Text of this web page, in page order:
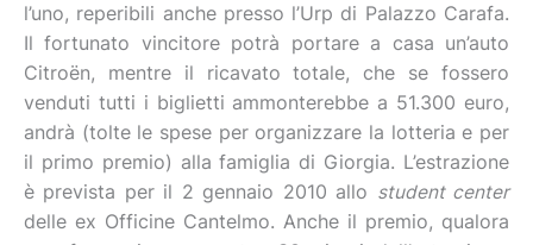
l’uno, reperibili anche presso l’Urp di Palazzo Carafa.
Il fortunato vincitore potrà portare a casa un’auto
Citroën, mentre il ricavato totale, che se fossero
venduti tutti i biglietti ammonterebbe a 51.300 euro,
andrà (tolte le spese per organizzare la lotteria e per
il primo premio) alla famiglia di Giorgia. L’estrazione
è prevista per il 2 gennaio 2010 allo student center
delle ex Officine Cantelmo. Anche il premio, qualora